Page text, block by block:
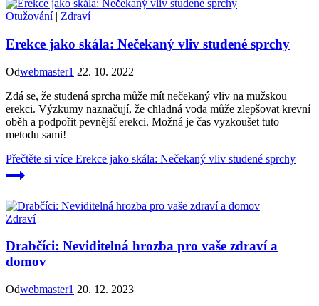
Otužování| Zdraví
Erekce jako skála: Nečekaný vliv studené sprchy
Odwebmaster1 22. 10. 2022
Zdá se, že studená sprcha může mít nečekaný vliv na mužskou
erekci. Výzkumy naznačují, že chladná voda může zlepšovat krevní
oběh a podpořit pevnější erekci. Možná je čas vyzkoušet tuto
metodu sami!
Přečtěte si více Erekce jako skála: Nečekaný vliv studené sprchy
Zdraví
Drabčíci: Neviditelná hrozba pro vaše zdraví a
domov
Odwebmaster1 20. 12. 2023